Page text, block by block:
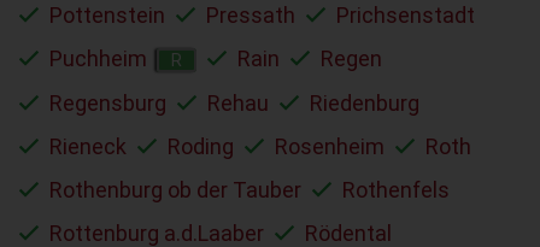
Pottenstein
Pressath
Prichsenstadt
Puchheim
R Rain
Regen
Regensburg
Rehau
Riedenburg
Rieneck
Roding Rosenheim
Roth
Rothenburg ob der Tauber
Rothenfels
Rottenburg a.d.Laaber
Rödental